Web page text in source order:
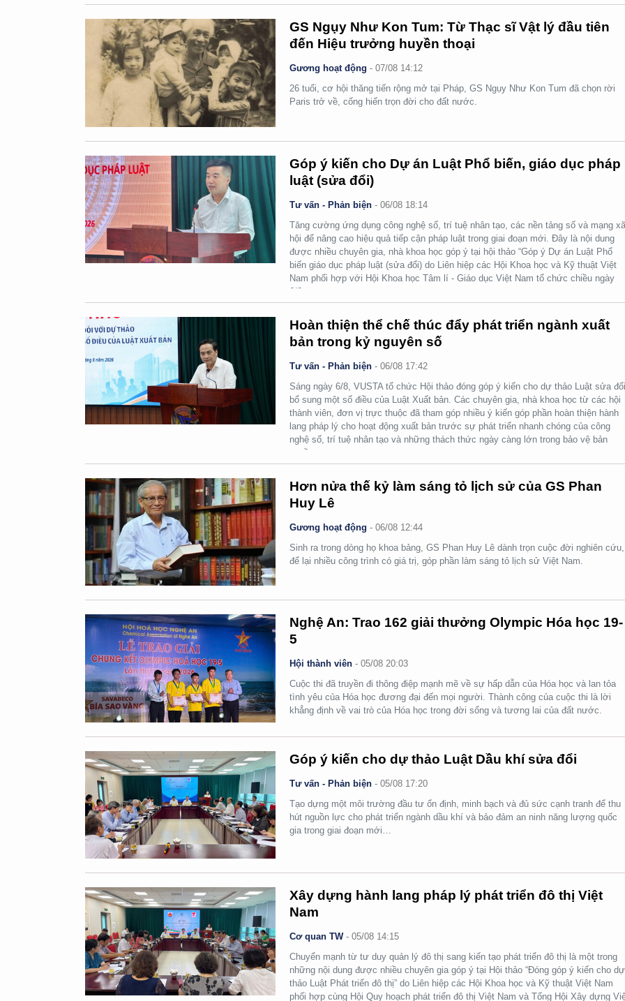
GS Ngụy Như Kon Tum: Từ Thạc sĩ Vật lý đầu tiên
đến Hiệu trưởng huyền thoại
Gương hoạt động -07/08 14:12
26 tuổi, cơ hội thăng tiến rộng mở tại Pháp, GS Ngụy Như Kon Tum đã chọn rời
Paris trở về, cống hiến trọn đời cho đất nước.
Góp ý kiến cho Dự án Luật Phổ biến, giáo dục pháp
luật (sửa đổi)
Tư vấn - Phản biện -06/08 18:14
Tăng cường ứng dụng công nghệ số, trí tuệ nhân tạo, các nền tảng số và mạng
hội để nâng cao hiệu quả tiếp cận pháp luật trong giai đoạn mới. Đây là nội dung
được nhiều chuyên gia, nhà khoa học góp ý tại hội thảo “Góp ý Dự án Luật Phổ
biến giáo dục pháp luật (sửa đổi) do Liên hiệp các Hội Khoa học và Kỹ thuật Việt
Nam phối hợp với Hội Khoa học Tâm lí - Giáo dục Việt Nam tổ chức chiều ngày
6/8.
Hoàn thiện thể chế thúc đẩy phát triển ngành xuất
bản trong kỷ nguyên số
Tư vấn - Phản biện -06/08 17:42
Sáng ngày 6/8, VUSTA tổ chức Hội thảo đóng góp ý kiến cho dự thảo Luật sửa
bổ sung một số điều của Luật Xuất bản. Các chuyên gia, nhà khoa học từ các hội
thành viên, đơn vị trực thuộc đã tham góp nhiều ý kiến góp phần hoàn thiện hành
lang pháp lý cho hoạt động xuất bản trước sự phát triển nhanh chóng của công
nghệ số, trí tuệ nhân tạo và những thách thức ngày càng lớn trong bảo vệ bản
quyền.
Hơn nửa thế kỷ làm sáng tỏ lịch sử của GS Phan
Huy Lê
Gương hoạt động -06/08 12:44
Sinh ra trong dòng họ khoa bảng, GS Phan Huy Lê dành trọn cuộc đời nghiên cứu,
để lại nhiều công trình có giá trị, góp phần làm sáng tỏ lịch sử Việt Nam.
Nghệ An: Trao 162 giải thưởng Olympic Hóa học 19-
5
Hội thành viên -05/08 20:03
Cuộc thi đã truyền đi thông điệp mạnh mẽ về sự hấp dẫn của Hóa học và lan tỏa
tình yêu của Hóa học đương đại đến mọi người. Thành công của cuộc thi là lời
khẳng định về vai trò của Hóa học trong đời sống và tương lai của đất nước.
Góp ý kiến cho dự thảo Luật Dầu khí sửa đổi
Tư vấn - Phản biện -05/08 17:20
Tạo dựng một môi trường đầu tư ổn định, minh bạch và đủ sức cạnh tranh để thu
hút nguồn lực cho phát triển ngành dầu khí và bảo đảm an ninh năng lượng quốc
gia trong giai đoạn mới…
Xây dựng hành lang pháp lý phát triển đô thị Việt
Nam
Cơ quan TW-05/08 14:15
Chuyển mạnh từ tư duy quản lý đô thị sang kiến tạo phát triển đô thị là một trong
những nội dung được nhiều chuyên gia góp ý tại Hội thảo “Đóng góp ý kiến cho dự
thảo Luật Phát triển đô thị” do Liên hiệp các Hội Khoa học và Kỹ thuật Việt Nam
phối hợp cùng Hội Quy hoạch phát triển đô thị Việt Nam và Tổng Hội Xây dựng